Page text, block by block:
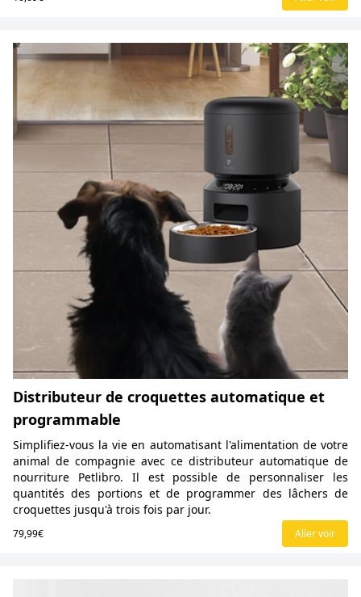
Distributeur de croquettes automatique et
programmable
Simplifiez-vous la vie en automatisant l'alimentation de votre
animal de compagnie avec ce distributeur automatique de
nourriture Petlibro. Il est possible de personnaliser les
quantités des portions et de programmer des lâchers de
croquettes jusqu'à trois fois par jour.
79,99€ Aller voir